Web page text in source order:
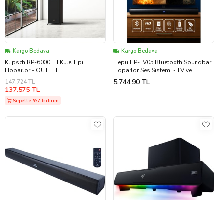
Kargo Bedava
Klipsch RP-6000F II Kule Tipi
Hoparlör - OUTLET
147.724 TL
137.575 TL
Sepette %7 İndirim
Kargo Bedava
Hepu HP-TV05 Bluetooth Soundbar
Hoparlör Ses Sistemi - TV ve
Bilgisayar Uyumlu Ev Sinema
Sistemi
5.744,90 TL